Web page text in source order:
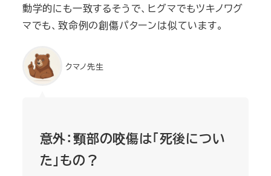
動学的にも一致するそうで、ヒグマでもツキノワグ
マでも、致命例の創傷パターンは似ています。
クマノ先生
意外：頸部の咬傷は「死後につい
た」もの？